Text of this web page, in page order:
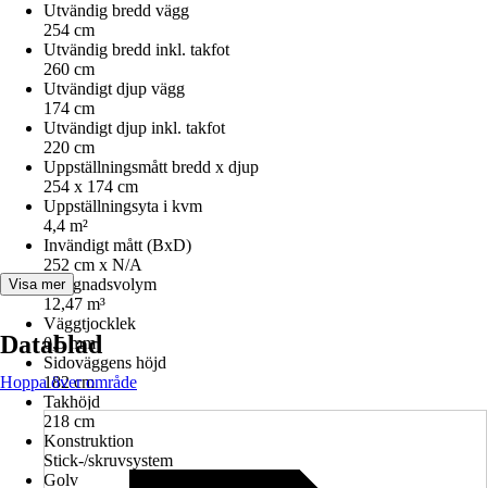
Utvändig bredd vägg
254 cm
Utvändig bredd inkl. takfot
260 cm
Utvändigt djup vägg
174 cm
Utvändigt djup inkl. takfot
220 cm
Uppställningsmått bredd x djup
254 x 174 cm
Uppställningsyta i kvm
4,4 m²
Invändigt mått (BxD)
252 cm x N/A
Byggnadsvolym
12,47 m³
Väggtjocklek
0,5 mm
Sidoväggens höjd
182 cm
Takhöjd
218 cm
Konstruktion
Stick-/skruvsystem
Golv
Visa mer
Datablad
Hoppa över område